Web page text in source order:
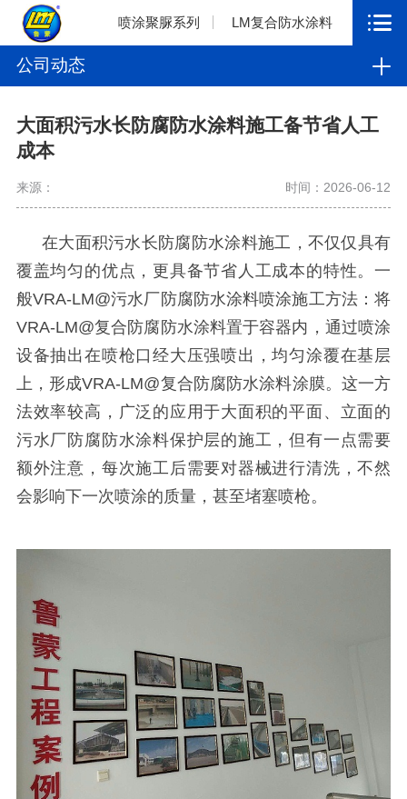
喷涂聚脲系列 LM复合防水涂料
公司动态
大面积污水长防腐防水涂料施工备节省人工
成本
来源： 时间：2026-06-12
在大面积污水长防腐防水涂料施工，不仅仅具有
覆盖均匀的优点，更具备节省人工成本的特性。一
般VRA-LM@污水厂防腐防水涂料喷涂施工方法：将
VRA-LM@复合防腐防水涂料置于容器内，通过喷涂
设备抽出在喷枪口经大压强喷出，均匀涂覆在基层
上，形成VRA-LM@复合防腐防水涂料涂膜。这一方
法效率较高，广泛的应用于大面积的平面、立面的
污水厂防腐防水涂料保护层的施工，但有一点需要
额外注意，每次施工后需要对器械进行清洗，不然
会影响下一次喷涂的质量，甚至堵塞喷枪。